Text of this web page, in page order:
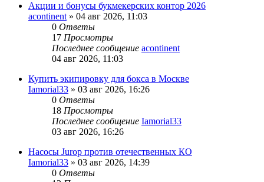
Акции и бонусы букмекерских контор 2026
acontinent » 04 авг 2026, 11:03
0 Ответы
17 Просмотры
Последнее сообщение acontinent
04 авг 2026, 11:03
Купить экипировку для бокса в Москве
Iamorial33 » 03 авг 2026, 16:26
0 Ответы
18 Просмотры
Последнее сообщение Iamorial33
03 авг 2026, 16:26
Насосы Jurop против отечественных КО
Iamorial33 » 03 авг 2026, 14:39
0 Ответы